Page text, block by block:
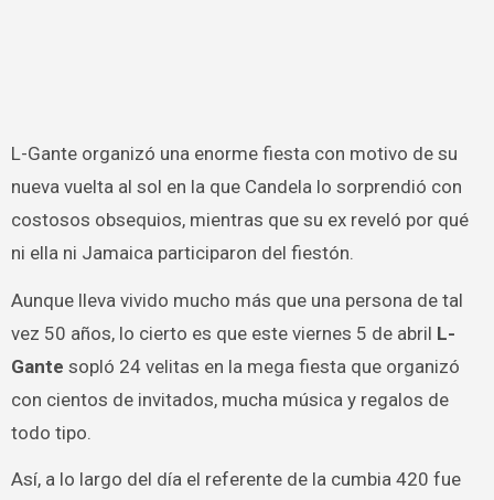
L-Gante organizó una enorme fiesta con motivo de su
nueva vuelta al sol en la que Candela lo sorprendió con
costosos obsequios, mientras que su ex reveló por qué
ni ella ni Jamaica participaron del fiestón.
Aunque lleva vivido mucho más que una persona de tal
vez 50 años, lo cierto es que este viernes 5 de abril L-
Gante sopló 24 velitas en la mega fiesta que organizó
con cientos de invitados, mucha música y regalos de
todo tipo.
Así, a lo largo del día el referente de la cumbia 420 fue